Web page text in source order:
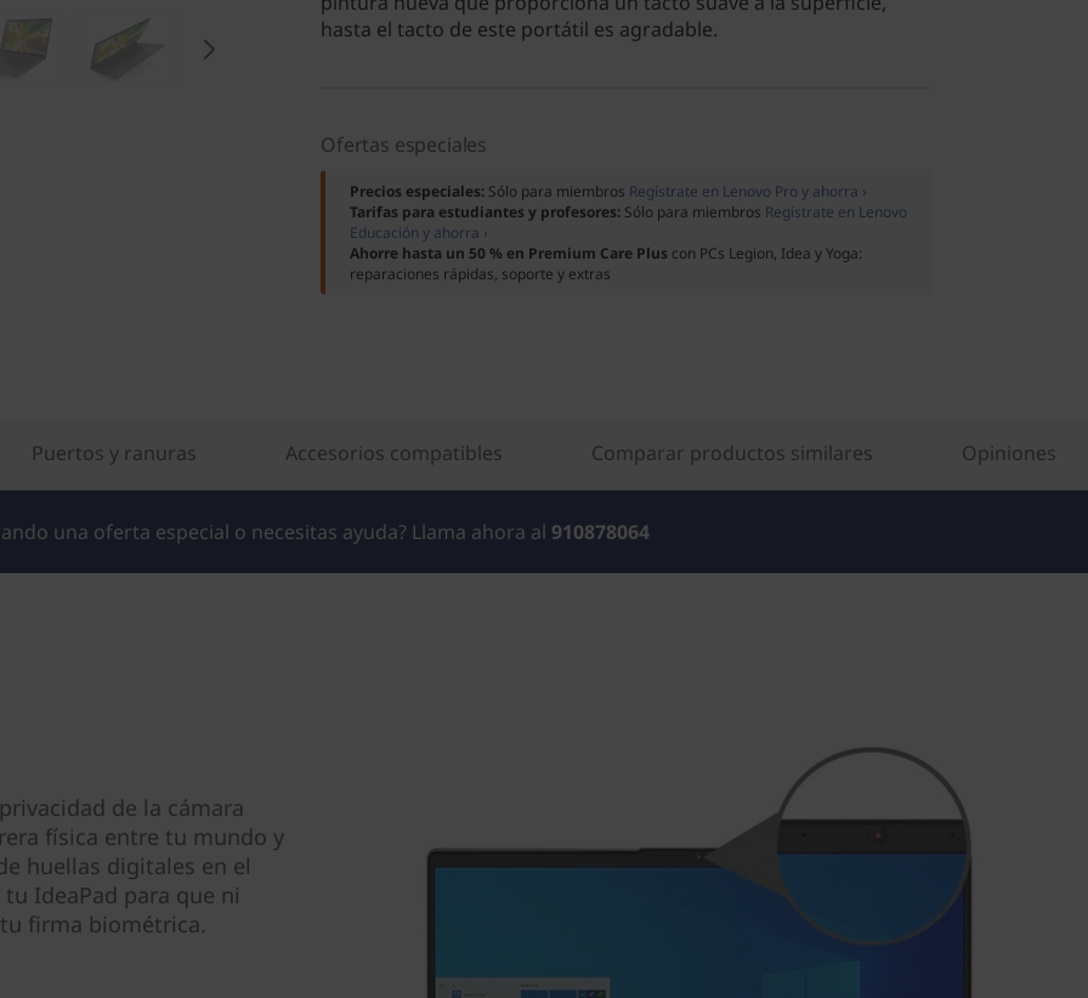
hasta el tacto de este portátil es agradable.
Ofertas especiales
Precios especiales: Sólo para miembros Regístrate en Lenovo Pro y ahorra ›
Tarifas para estudiantes y profesores: Sólo para miembros Regístrate en Lenovo
Educación y ahorra ›
Ahorre hasta un 50 % en Premium Care Plus con PCs Legion, Idea y Yoga:
reparaciones rápidas, soporte y extras
Puertos y ranuras Accesorios compatibles Comparar productos similares Opiniones
una oferta especial o necesitas ayuda? Llama ahora al 910878064
de la cámara
física entre tu mundo y
huellas digitales en el
IdeaPad para que ni
firma biométrica.